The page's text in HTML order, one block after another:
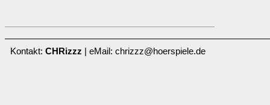
Kontakt: CHRizzz | eMail: chrizzz@hoerspiele.de